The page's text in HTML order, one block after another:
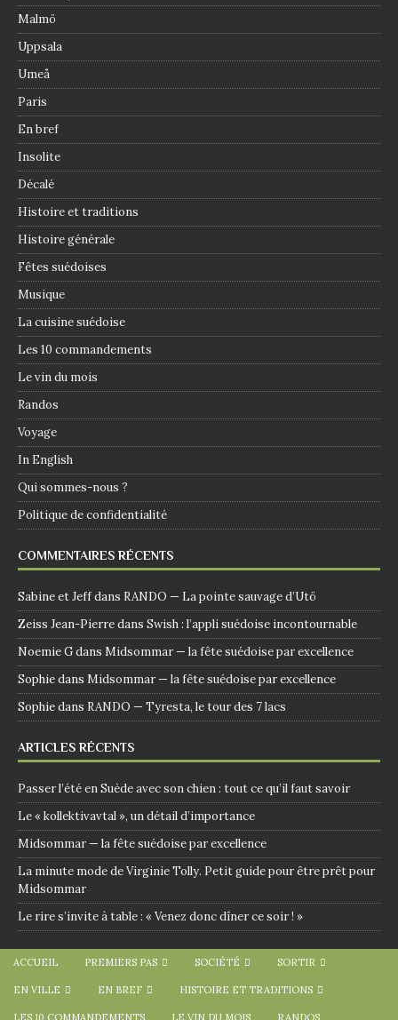
Malmö
Uppsala
Umeå
Paris
En bref
Insolite
Décalé
Histoire et traditions
Histoire générale
Fêtes suédoises
Musique
La cuisine suédoise
Les 10 commandements
Le vin du mois
Randos
Voyage
In English
Qui sommes-nous ?
Politique de confidentialité
COMMENTAIRES RÉCENTS
Sabine et Jeffdans RANDO — La pointe sauvage d’Utö
Zeiss Jean-Pierredans Swish : l’appli suédoise incontournable
Noemie Gdans Midsommar — la fête suédoise par excellence
Sophiedans Midsommar — la fête suédoise par excellence
Sophiedans RANDO — Tyresta, le tour des 7 lacs
ARTICLES RÉCENTS
Passer l’été en Suède avec son chien : tout ce qu’il faut savoir
Le « kollektivavtal », un détail d’importance
Midsommar — la fête suédoise par excellence
La minute mode de Virginie Tolly. Petit guide pour être prêt pour
Midsommar
Le rire s’invite à table : « Venez donc dîner ce soir ! »
ACCUEIL PREMIERS PAS SOCIÉTÉ SORTIR
EN VILLE EN BREF HISTOIRE ET TRADITIONS
LES 10 COMMANDEMENTS LE VIN DU MOIS RANDOS